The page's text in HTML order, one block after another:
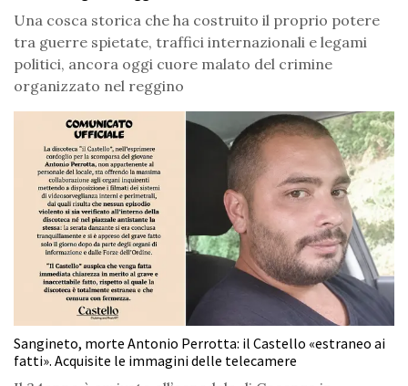
Una cosca storica che ha costruito il proprio potere
tra guerre spietate, traffici internazionali e legami
politici, ancora oggi cuore malato del crimine
organizzato nel reggino
Sangineto, morte Antonio Perrotta: il Castello «estraneo ai
fatti». Acquisite le immagini delle telecamere